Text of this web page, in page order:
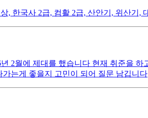
, 한국사 2급, 컴활 2급, 산안기, 위산기,
2월에 제대를 했습니다 현재 취준을
는게 좋을지 고민이 되어 질문 남깁니다